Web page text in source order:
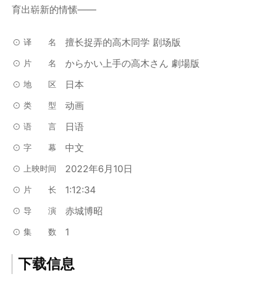
育出崭新的情愫——
译名 擅长捉弄的高木同学 剧场版
片名 からかい上手の高木さん 劇場版
地区 日本
类型 动画
语言 日语
字幕 中文
上映时间 2022年6月10日
片长 1:12:34
导演 赤城博昭
集数 1
下载信息